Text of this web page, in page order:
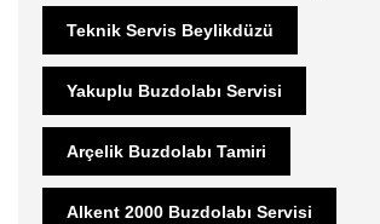
Teknik Servis Beylikdüzü
Yakuplu Buzdolabı Servisi
Arçelik Buzdolabı Tamiri
Alkent 2000 Buzdolabı Servisi